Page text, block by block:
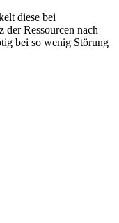
diese bei
der Ressourcen nach
bei so wenig Störung